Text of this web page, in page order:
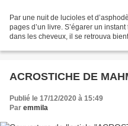
Par une nuit de lucioles et
pages d’un livre. S’égarer un
dans les cheveux, il se retrouva
ACROSTICHE DE
Publié le 17/12/2020 à 15:49
Par emmila